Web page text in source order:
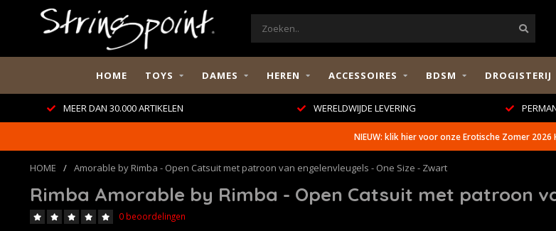
HOME TOYS DAMES HEREN ACCESSOIRES BDSM DROGISTERIJ
MEER DAN 30.000 ARTIKELEN WERELDWIJDE LEVERING
NIEUW: klik hier voor onze Erotische Zomer 2026
HOME / Amorable by Rimba - Open Catsuit met patroon van engelenvleugels - One Size - Zwart
Rimba Amorable by Rimba - Open Catsuit met patroon
0 beoordelingen